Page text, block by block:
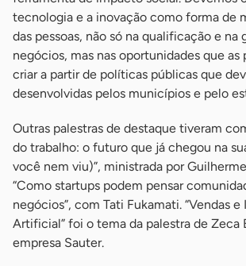
tecnologia e a inovação como forma de
das pessoas, não só na qualificação e na
negócios, mas nas oportunidades que as
criar a partir de políticas públicas que
desenvolvidas pelos municípios e pelo
Outras palestras de destaque tiveram
do trabalho: o futuro que já chegou na
você nem viu)”, ministrada por
“Como startups podem pensar
negócios”, com Tati Fukamati. “Vendas
Artificial” foi o tema da palestra de Zeca
empresa Sauter.